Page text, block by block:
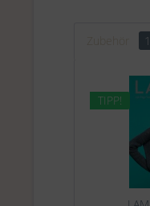
1
TIPP!